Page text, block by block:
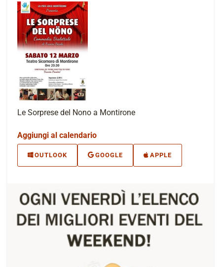
Le Sorprese del Nono a Montirone
Aggiungi al calendario
OUTLOOK GOOGLE APPLE